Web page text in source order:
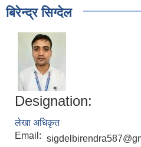
बिरेन्द्र सिग्देल
Designation:
लेखा अधिकृत
Email: